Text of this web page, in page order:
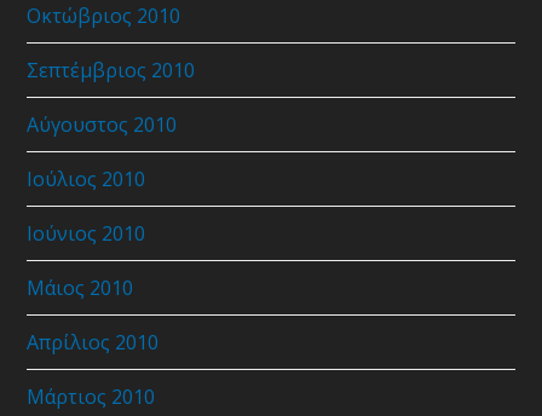
Οκτώβριος 2010
Σεπτέμβριος 2010
Αύγουστος 2010
Ιούλιος 2010
Ιούνιος 2010
Μάιος 2010
Απρίλιος 2010
Μάρτιος 2010